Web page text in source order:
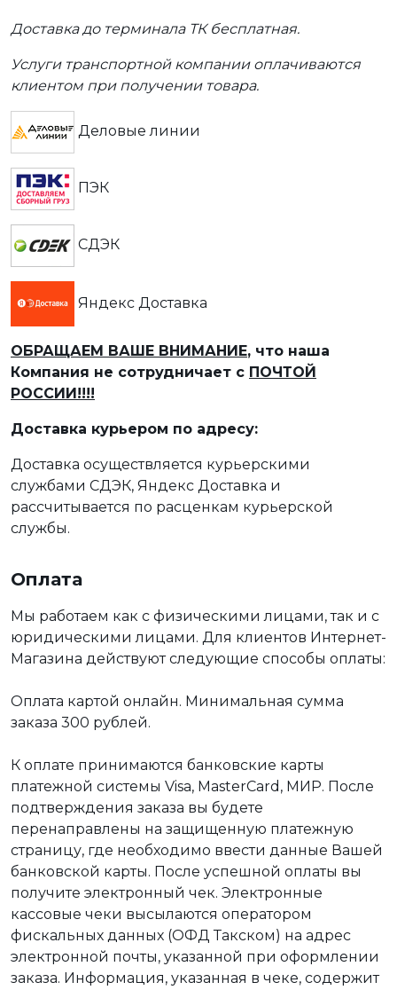
Доставка до терминала ТК бесплатная.
Услуги транспортной компании оплачиваются
клиентом при получении товара.
Деловые линии
ПЭК
СДЭК
Яндекс Доставка
ОБРАЩАЕМ ВАШЕ ВНИМАНИЕ, что наша
Компания не сотрудничает с ПОЧТОЙ
РОССИИ!!!!
Доставка курьером по адресу:
Доставка осуществляется курьерскими
службами СДЭК, Яндекс Доставка и
рассчитывается по расценкам курьерской
службы.
Оплата
Мы работаем как с физическими лицами, так и с
юридическими лицами. Для клиентов Интернет-
Магазина действуют следующие способы оплаты:
Оплата картой онлайн. Минимальная сумма
заказа 300 рублей.
К оплате принимаются банковские карты
платежной системы Visa, MasterCard, МИР. После
подтверждения заказа вы будете
перенаправлены на защищенную платежную
страницу, где необходимо ввести данные Вашей
банковской карты. После успешной оплаты вы
получите электронный чек. Электронные
кассовые чеки высылаются оператором
фискальных данных (ОФД Такском) на адрес
электронной почты, указанной при оформлении
заказа. Информация, указанная в чеке, содержит